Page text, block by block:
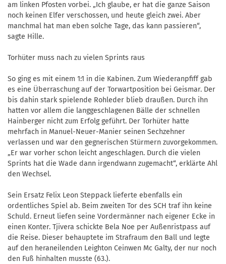
am linken Pfosten vorbei. „Ich glaube, er hat die ganze Saison
noch keinen Elfer verschossen, und heute gleich zwei. Aber
manchmal hat man eben solche Tage, das kann passieren“,
sagte Hille.
Torhüter muss nach zu vielen Sprints raus
So ging es mit einem 1:1 in die Kabinen. Zum Wiederanpfiff gab
es eine Überraschung auf der Torwartposition bei Geismar. Der
bis dahin stark spielende Rohleder blieb draußen. Durch ihn
hatten vor allem die langgeschlagenen Bälle der schnellen
Hainberger nicht zum Erfolg geführt. Der Torhüter hatte
mehrfach in Manuel-Neuer-Manier seinen Sechzehner
verlassen und war den gegnerischen Stürmern zuvorgekommen.
„Er war vorher schon leicht angeschlagen. Durch die vielen
Sprints hat die Wade dann irgendwann zugemacht“, erklärte Ahl
den Wechsel.
Sein Ersatz Felix Leon Steppack lieferte ebenfalls ein
ordentliches Spiel ab. Beim zweiten Tor des SCH traf ihn keine
Schuld. Erneut liefen seine Vordermänner nach eigener Ecke in
einen Konter. Tjivera schickte Bela Noe per Außenristpass auf
die Reise. Dieser behauptete im Strafraum den Ball und legte
auf den heraneilenden Leighton Ceinwen Mc Galty, der nur noch
den Fuß hinhalten musste (63.).